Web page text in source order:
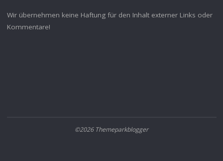
Wir übernehmen keine Haftung für den Inhalt externer Links oder
Kommentare!
©2026 Themeparkblogger